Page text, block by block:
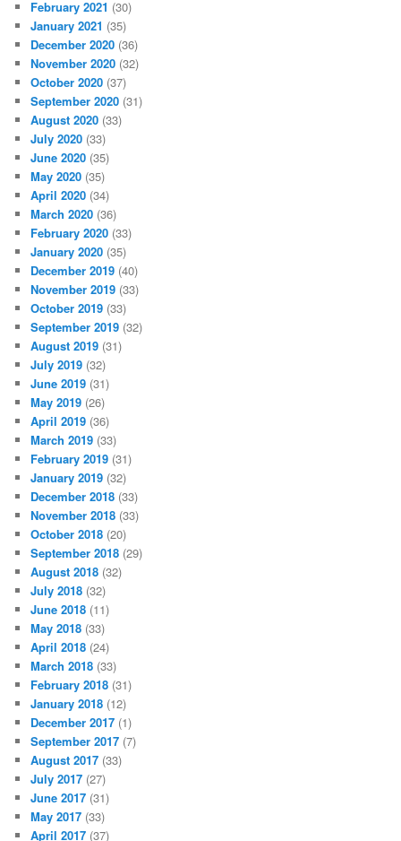
February 2021 (30)
January 2021 (35)
December 2020 (36)
November 2020 (32)
October 2020 (37)
September 2020 (31)
August 2020 (33)
July 2020 (33)
June 2020 (35)
May 2020 (35)
April 2020 (34)
March 2020 (36)
February 2020 (33)
January 2020 (35)
December 2019 (40)
November 2019 (33)
October 2019 (33)
September 2019 (32)
August 2019 (31)
July 2019 (32)
June 2019 (31)
May 2019 (26)
April 2019 (36)
March 2019 (33)
February 2019 (31)
January 2019 (32)
December 2018 (33)
November 2018 (33)
October 2018 (20)
September 2018 (29)
August 2018 (32)
July 2018 (32)
June 2018 (11)
May 2018 (33)
April 2018 (24)
March 2018 (33)
February 2018 (31)
January 2018 (12)
December 2017 (1)
September 2017 (7)
August 2017 (33)
July 2017 (27)
June 2017 (31)
May 2017 (33)
April 2017 (37)